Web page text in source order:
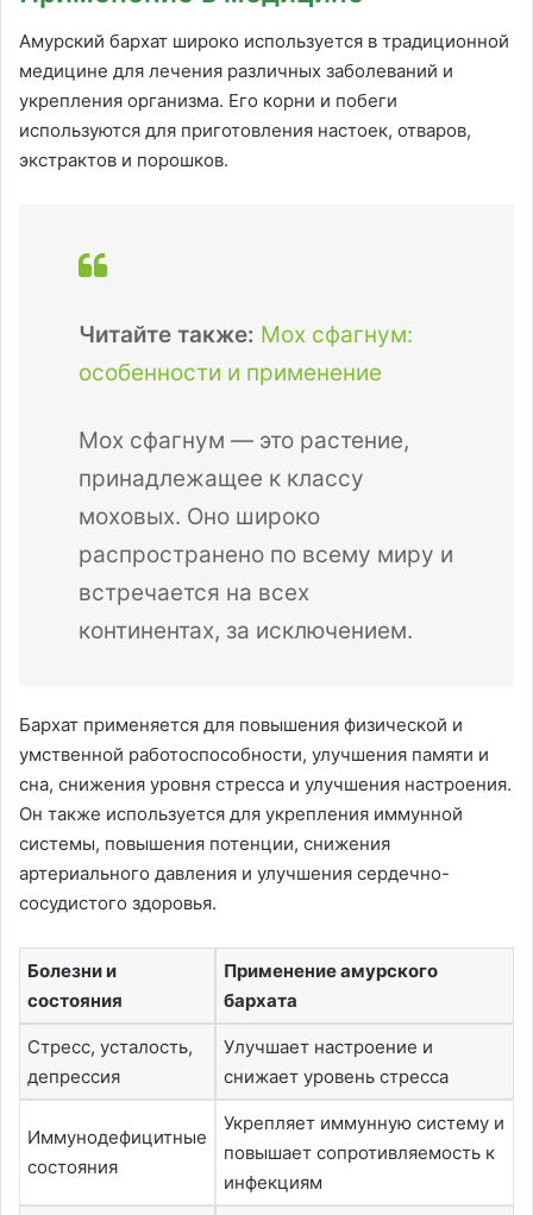
Амурский бархат широко используется в традиционной
медицине для лечения различных заболеваний и
укрепления организма. Его корни и побеги
используются для приготовления настоек, отваров,
экстрактов и порошков.
Читайте также: Мох сфагнум:
особенности и применение
Мох сфагнум — это растение,
принадлежащее к классу
моховых. Оно широко
распространено по всему миру и
встречается на всех
континентах, за исключением.
Бархат применяется для повышения физической и
умственной работоспособности, улучшения памяти и
сна, снижения уровня стресса и улучшения настроения.
Он также используется для укрепления иммунной
системы, повышения потенции, снижения
артериального давления и улучшения сердечно-
сосудистого здоровья.
Болезни и
состояния
Применение амурского
бархата
Стресс, усталость,
депрессия
Улучшает настроение и
снижает уровень стресса
Иммунодефицитные
состояния
Укрепляет иммунную систему и
повышает сопротивляемость к
инфекциям